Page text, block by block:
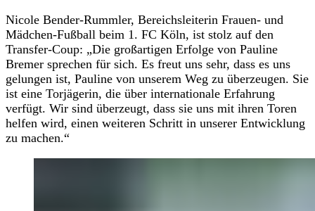
Nicole Bender-Rummler, Bereichsleiterin Frauen- und
Mädchen-Fußball beim 1. FC Köln, ist stolz auf den
Transfer-Coup: „Die großartigen Erfolge von Pauline
Bremer sprechen für sich. Es freut uns sehr, dass es uns
gelungen ist, Pauline von unserem Weg zu überzeugen. Sie
ist eine Torjägerin, die über internationale Erfahrung
verfügt. Wir sind überzeugt, dass sie uns mit ihren Toren
helfen wird, einen weiteren Schritt in unserer Entwicklung
zu machen.“